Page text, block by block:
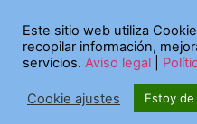
Etiqueta:
Aragón
Este sitio web utiliza
recopilar información,
servicios. Aviso legal
Cookie ajustes Estoy